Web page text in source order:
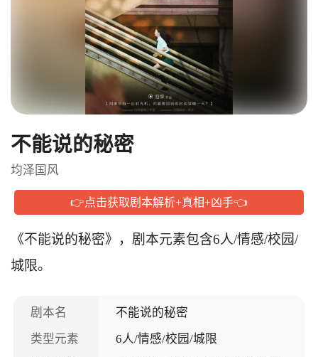
不能说的秘密
均泽国风
👉点击获取剧本解析+真相+凶手👈
《不能说的秘密》，剧本元素包含6人/情感/校园/
城限。
剧本名
不能说的秘密
类型元素
6人/情感/校园/城限